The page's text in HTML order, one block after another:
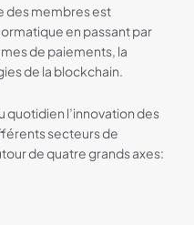
des membres est
en passant par
de paiements, la
de la blockchain.
quotidien l’innovation des
secteurs de
de quatre grands axes: